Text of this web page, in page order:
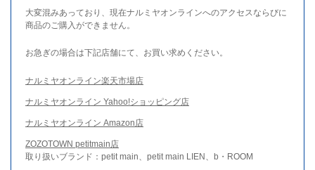
大変混みあっており、現在ナルミヤオンラインへのアクセスならびに
商品のご購入ができません。
お急ぎの場合は下記店舗にて、お買い求めください。
ナルミヤオンライン楽天市場店
ナルミヤオンライン Yahoo!ショッピング店
ナルミヤオンライン Amazon店
ZOZOTOWN petitmain店
取り扱いブランド：petit main、petit main LIEN、b・ROOM